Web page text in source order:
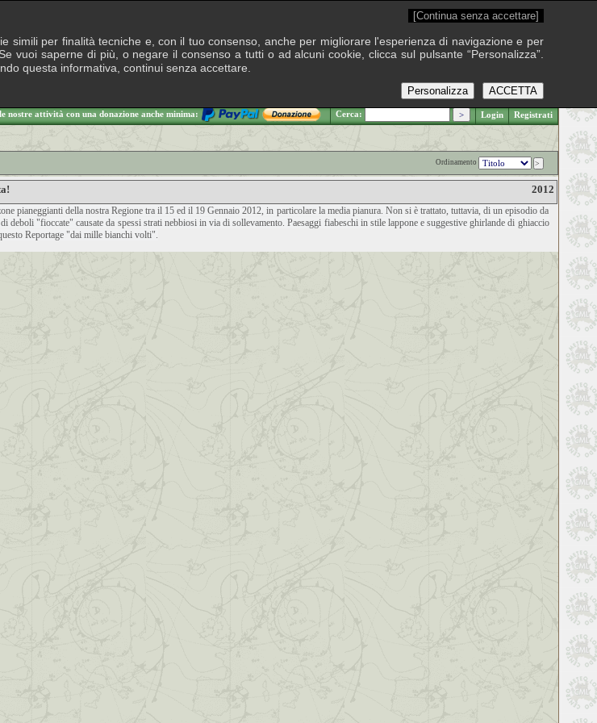
.: Sabato 8 agosto 2026
nostre attività con una donazione anche minima: Cerca: Login Registrati
Ordinamento
2012
pianeggianti della nostra Regione tra il 15 ed il 19 Gennaio 2012, in particolare la media pianura. Non si è trattato, tuttavia, di un episodio da
deboli "fioccate" causate da spessi strati nebbiosi in via di sollevamento. Paesaggi fiabeschi in stile lappone e suggestive ghirlande di ghiaccio
Reportage "dai mille bianchi volti".
[Continua senza accettare]
simili per finalità tecniche e, con il tuo consenso, anche per migliorare l'esperienza di navigazione e per
Se vuoi saperne di più, o negare il consenso a tutti o ad alcuni cookie, clicca sul pulsante “Personalizza”.
questa informativa, continui senza accettare.
ACCETTA
Personalizza